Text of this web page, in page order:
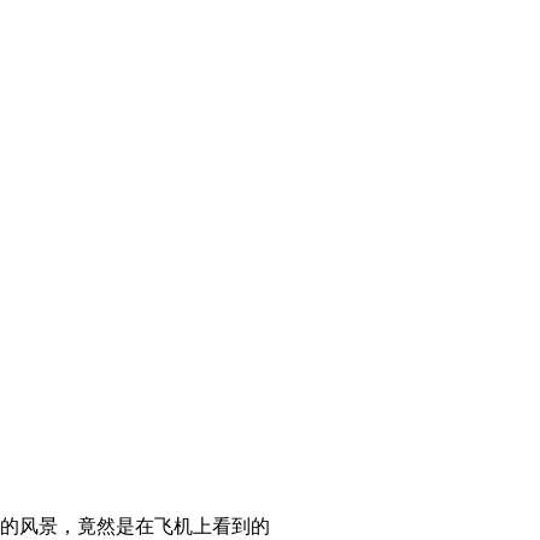
风景，竟然是在飞机上看到的